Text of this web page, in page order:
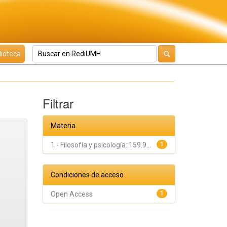
Filtrar
Materia
1
1 - Filosofía y psicología::159.9...
Condiciones de acceso
1
Open Access